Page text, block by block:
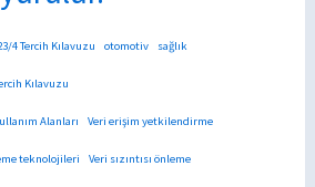
4 Tercih Kılavuzu otomotiv sağlık
Kılavuzu
Alanları Veri erişim yetkilendirme
teknolojileri Veri sızıntısı önleme